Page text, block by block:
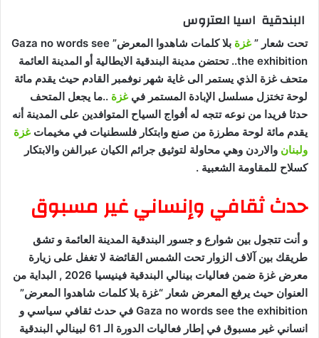
البندقية اسيا العتروس
تحت شعار ” غزة
بلا كلمات شاهدوا المعرض” Gaza no words see
the exhibition.. تحتضن مدينة البندقية الايطالية أو المدينة العائمة
متحف غزة الذي يستمر الى غاية شهر نوفمبر القادم حيث يقدم مائة
لوحة تختزل مسلسل الإبادة المستمر في غزة ..ما يجعل المتحف
حدثا فريدا من نوعه تتجه له أفواج السياح المتوافدين على المدينة أنه
يقدم مائة لوحة مطرزة من صنع وابتكار فلسطنيات في مخيمات غزة
ولبنان والاردن وهي محاولة لتوثيق جرائم الكيان عبرالفن والابتكار
كسلاح للمقاومة الشعبية .
حدث ثقافي وإنساني غير مسبوق
و أنت تتجول بين شوارع و جسور البندقية المدينة العائمة و تشق
طريقك بين آلاف الزوار تحت الشمس القائضة لا تغفل على زيارة
معرض غزة ضمن فعاليات بينالي البندقية فينيسيا 2026 , البداية من
العنوان حيث يرفع المعرض شعار “غزة بلا كلمات شاهدوا المعرض”
Gaza no words see the exhibition في حدث ثقافي سياسي و
انساني غير مسبوق في إطار فعاليات الدورة الـ 61 لبينالي البندقية